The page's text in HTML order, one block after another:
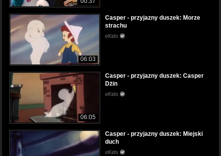
06:03
Casper - przyjazny duszek: Morze
strachu
eKids
06:05
Casper - przyjazny duszek: Casper
Dżin
eKids
Casper - przyjazny duszek: Miejski
duch
eKids